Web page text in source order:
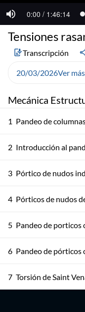
Mecánica
1 Pandeo de
2 Introducción al
3 Pórtico de nudos
4 Pórticos de nudos
5 Pandeo de porticos
6 Pandeo de pórticos
7 Torsión de Saint
Torsión en
Tensiones
Transcripción
20/03/2026Ver más